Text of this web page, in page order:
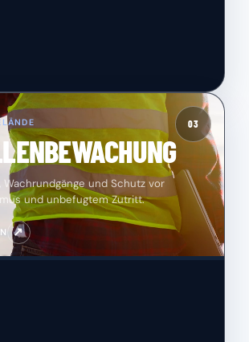
03
und Schutz vor
und unbefugtem Zutritt.
↗